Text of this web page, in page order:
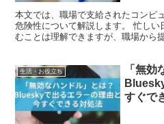
本文では、職場で支給されたコンピ
危険性について解説します。 忙しい
むことは理解できますが、職場から
生活・お役立ち
「無効
すぐで